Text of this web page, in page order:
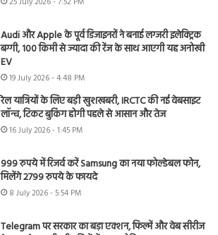
Audi और Apple के पूर्व डिजाइनरों ने बनाई लग्जरी इलेक्ट्रिक
बग्गी, 100 किमी से ज्यादा की रेंज के साथ आएगी यह अनोखी
EV
19 July 2026 - 4:48 PM
रेल यात्रियों के लिए बड़ी खुशखबरी, IRCTC की नई वेबसाइट
लॉन्च, टिकट बुकिंग होगी पहले से आसान और तेज
16 July 2026 - 1:45 PM
999 रुपये में रिजर्व करें Samsung का नया फोल्डेबल फोन,
मिलेंगे 2799 रुपये के फायदे
8 July 2026 - 5:54 PM
Telegram पर सरकार का बड़ा एक्शन, फिल्में और वेब सीरीज